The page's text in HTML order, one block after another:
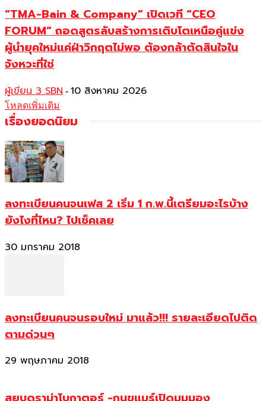
“TMA-Bain & Company” เปิดเวที “CEO
FORUM” ถอดสูตรลับสร้างการเติบโตเหนือคู่แข่ง
ผู้นำยุคใหม่แค่ฝ่าวิกฤตไม่พอ ต้องกล้าตัดสินใจใน
จังหวะที่ใช่
ผู้เขียน 3 SBN - 10 สิงหาคม 2026
โหลดเพิ่มเติม
เรื่องยอดนิยม
ลงทะเบียนคนจนเฟส 2 เริ่ม 1 ก.พ.นี้เตรียมอะไรบ้าง
ยังไงที่ไหน? ไปเช็คเลย
30 มกราคม 2018
ลงทะเบียนคนจนรอบใหม่ มาแล้ว!!! รายละเอียดไปติด
ตามด่วนๆ
29 พฤษภาคม 2018